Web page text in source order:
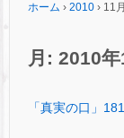
ホーム › 2010 › 11月
月: 2010年
「真実の口」